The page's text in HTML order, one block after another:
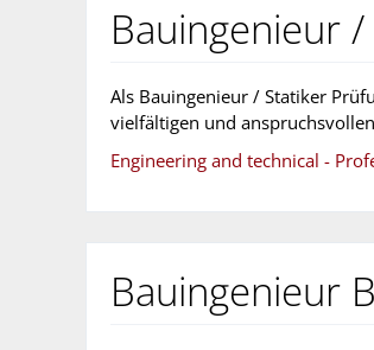
Bauingenieur
Als Bauingenieur / Statiker
vielfältigen und
Engineering and technical -
Bauingenieur